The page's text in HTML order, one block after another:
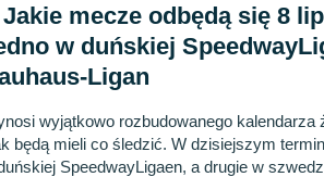
mecze odbędą się 8
w duńskiej
Ligan
wyjątkowo rozbudowanego kalendarza
będą mieli co śledzić. W dzisiejszym
SpeedwayLigaen, a drugie w